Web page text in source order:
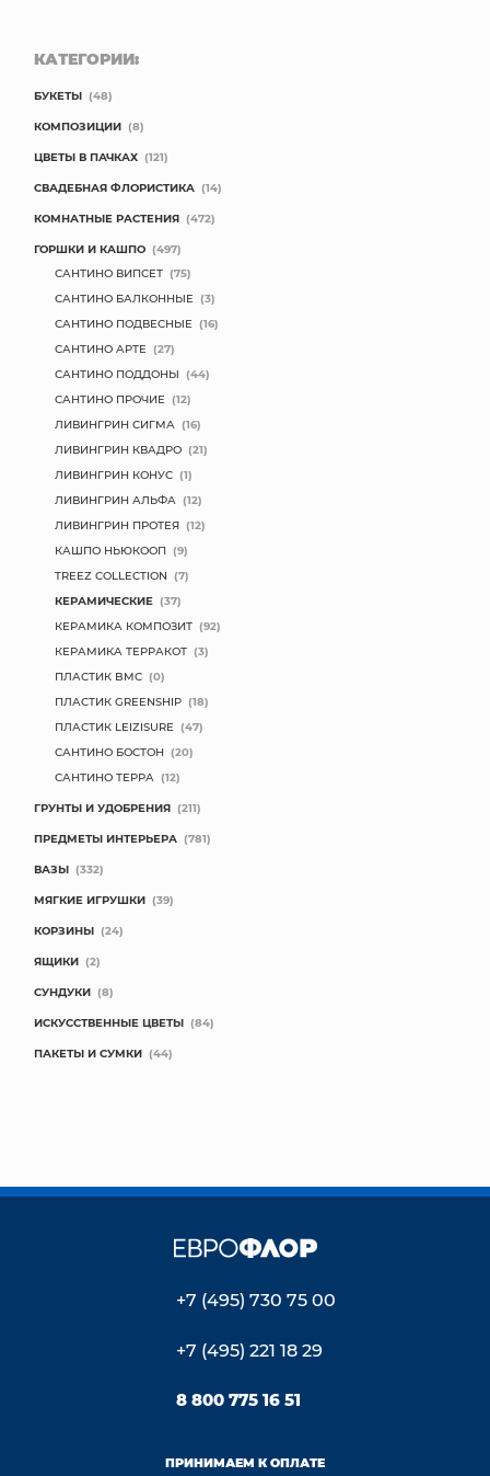
КАТЕГОРИИ:
БУКЕТЫ (48)
КОМПОЗИЦИИ (8)
ЦВЕТЫ В ПАЧКАХ (121)
СВАДЕБНАЯ ФЛОРИСТИКА (14)
КОМНАТНЫЕ РАСТЕНИЯ (472)
ГОРШКИ И КАШПО (497)
САНТИНО ВИПСЕТ (75)
САНТИНО БАЛКОННЫЕ (3)
САНТИНО ПОДВЕСНЫЕ (16)
САНТИНО АРТЕ (27)
САНТИНО ПОДДОНЫ (44)
САНТИНО ПРОЧИЕ (12)
ЛИВИНГРИН СИГМА (16)
ЛИВИНГРИН КВАДРО (21)
ЛИВИНГРИН КОНУС (1)
ЛИВИНГРИН АЛЬФА (12)
ЛИВИНГРИН ПРОТЕЯ (12)
КАШПО НЬЮКООП (9)
TREEZ COLLECTION (7)
КЕРАМИЧЕСКИЕ (37)
КЕРАМИКА КОМПОЗИТ (92)
КЕРАМИКА ТЕРРАКОТ (3)
ПЛАСТИК BMC (0)
ПЛАСТИК GREENSHIP (18)
ПЛАСТИК LEIZISURE (47)
САНТИНО БОСТОН (20)
САНТИНО ТЕРРА (12)
ГРУНТЫ И УДОБРЕНИЯ (211)
ПРЕДМЕТЫ ИНТЕРЬЕРА (781)
ВАЗЫ (332)
МЯГКИЕ ИГРУШКИ (39)
КОРЗИНЫ (24)
ЯЩИКИ (2)
СУНДУКИ (8)
ИСКУССТВЕННЫЕ ЦВЕТЫ (84)
ПАКЕТЫ И СУМКИ (44)
+7 (495) 730 75 00
+7 (495) 221 18 29
8 800 775 16 51
ПРИНИМАЕМ К ОПЛАТЕ